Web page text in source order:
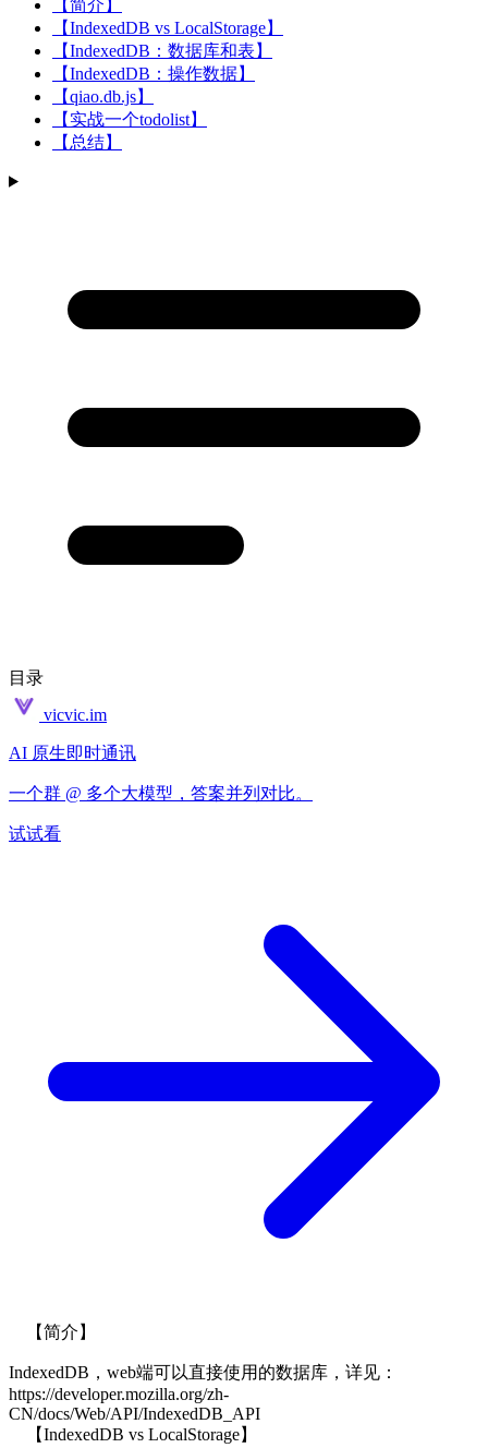
【简介】
【IndexedDB vs LocalStorage】
【IndexedDB：数据库和表】
【IndexedDB：操作数据】
【qiao.db.js】
【实战一个todolist】
【总结】
目录
vicvic.im
AI 原生即时通讯
一个群 @ 多个大模型，答案并列对比。
试试看
【简介】
IndexedDB，web端可以直接使用的数据库，详见：
https://developer.mozilla.org/zh-
CN/docs/Web/API/IndexedDB_API
【IndexedDB vs LocalStorage】